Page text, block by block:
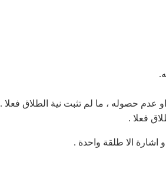
حصوله ، ما لم تثبت نية الطلاق فعلا .
فعلا .
اشارة الا طلقة واحدة .